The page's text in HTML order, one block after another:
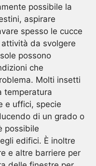
possibile la
aspirare
spesso le cucce
da svolgere
possono
che
Molti insetti
temperatura
e uffici, specie
di un grado o
possibile
edifici. È inoltre
e altre barriere per